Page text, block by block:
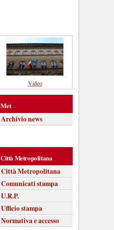
Video
Met
Archivio news
Città Metropolitana
Città Metropolitana
Comunicati stampa
U.R.P.
Ufficio stampa
Normativa e accesso